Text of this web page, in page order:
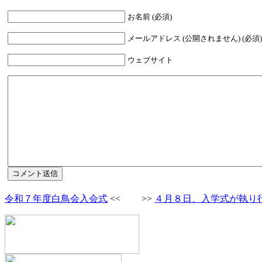
お名前 (必須)
メールアドレス (公開されません) (必須)
ウェブサイト
令和７年度白鳥会入会式 << >> ４月８日、入学式が執り